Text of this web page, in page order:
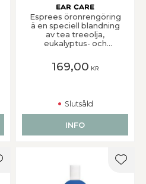
Ear Care
Esprees öronrengöring
ä en speciell blandning
av tea treeolja,
eukalyptus- och
snabbt löser upp
illaluktande vaxproppar
och är
bakteriedödande. Kan
med fördel användas i
169,00 KR
Slutsåld
INFO
till i favoriter